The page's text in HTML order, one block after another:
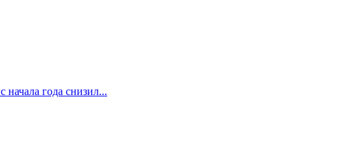
начала года снизил...